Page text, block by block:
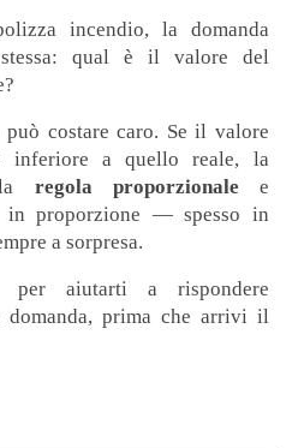
incendio, la domanda
qual è il valore del
può costare caro. Se il valore
inferiore a quello reale, la
la regola proporzionale e
in proporzione — spesso in
a sorpresa.
per aiutarti a rispondere
domanda, prima che arrivi il